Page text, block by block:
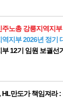
릉지역지부 제12기 임
부 2026년 정기 대의
기 임원 보궐선거
노동자 사망사고의 철저한 진상규